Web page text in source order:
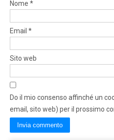
Nome *
Email *
Sito web
Do il mio consenso affinché un
email, sito web) per il prossimo